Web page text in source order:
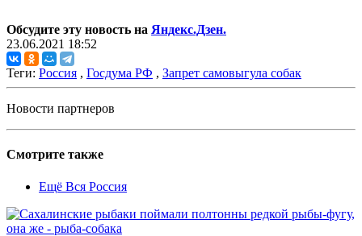
Обсудите эту новость на Яндекс.Дзен.
23.06.2021 18:52
Теги: Россия , Госдума РФ , Запрет самовыгула собак
Новости партнеров
Смотрите также
Ещё Вся Россия